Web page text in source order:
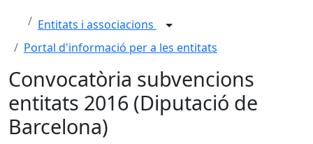
Entitats i associacions
Portal d'informació per a les entitats
Convocatòria subvencions
entitats 2016 (Diputació de
Barcelona)